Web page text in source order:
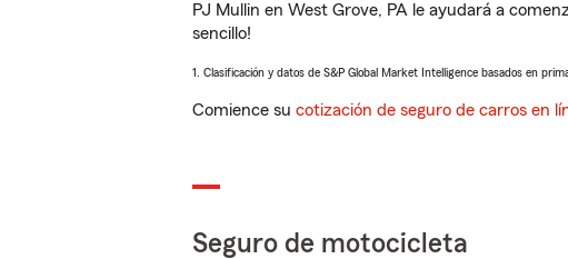
PJ Mullin en West Grove, PA le ayudará a
sencillo!
1. Clasificación y datos de S&P Global Market Intelligence basados en
Comience su cotización de seguro de carros en
Seguro de motocicleta